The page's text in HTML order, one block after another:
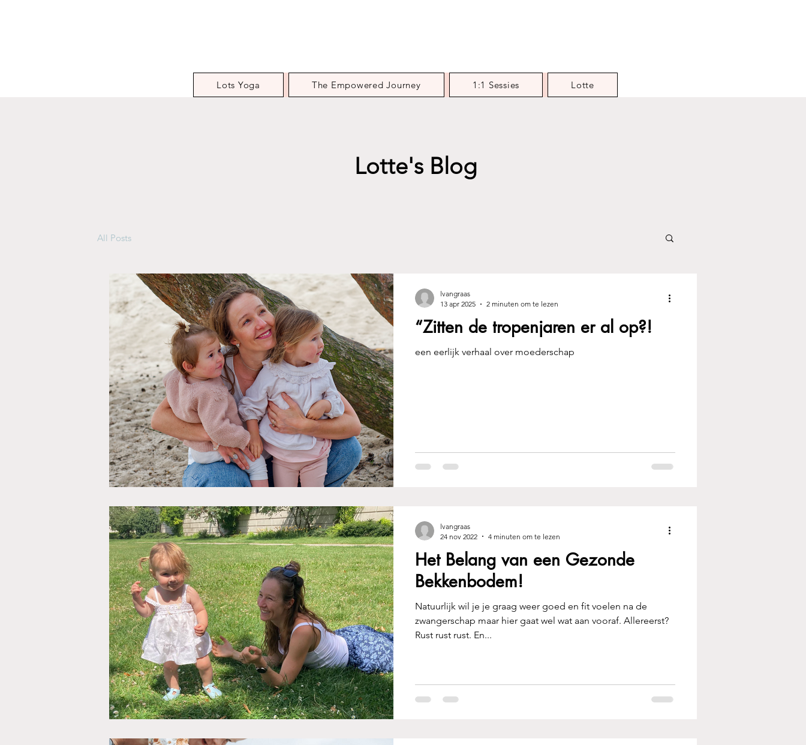
Lots Yoga The Empowered Journey 1:1 Sessies Lotte
Lotte's Blog
All Posts
“Zitten de tropenjaren er al op?!
een eerlijk verhaal over moederschap
lvangraas
13 apr 2025
2 minuten om te lezen
Het Belang van een Gezonde
Bekkenbodem!
Natuurlijk wil je je graag weer goed en fit voelen na de
zwangerschap maar hier gaat wel wat aan vooraf. Allereerst?
Rust rust rust. En...
lvangraas
24 nov 2022
4 minuten om te lezen